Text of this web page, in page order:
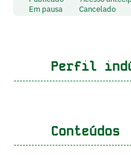
Em pausa
Cancelado
Perfil
Conteúdos